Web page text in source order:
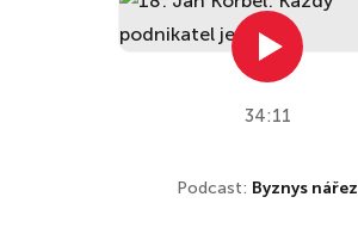
34:11
Podcast: Byznys nářez